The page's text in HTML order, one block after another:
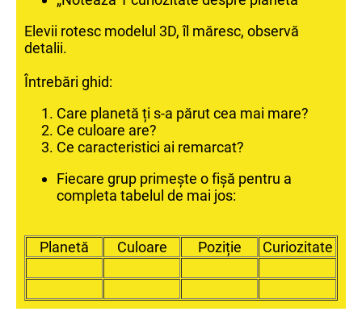
Elevii rotesc modelul 3D, îl măresc, observă
detalii.
Întrebări ghid:
Care planetă ți s-a părut cea mai mare?
Ce culoare are?
Ce caracteristici ai remarcat?
Fiecare grup primește o fișă pentru a
completa tabelul de mai jos:
Planetă Culoare Poziție Curiozitate